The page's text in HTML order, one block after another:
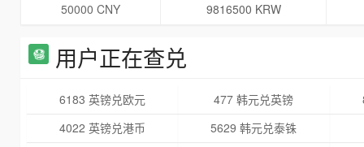
50000 CNY
9816500 KRW
用户正在查兑
6183 英镑兑欧元 477 韩元兑英镑
4022 英镑兑港币
5629 韩元兑泰铢